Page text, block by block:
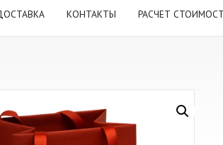
КОНТАКТЫ РАСЧЕТ